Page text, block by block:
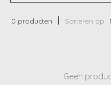
0 producten Sorteren op
Geen